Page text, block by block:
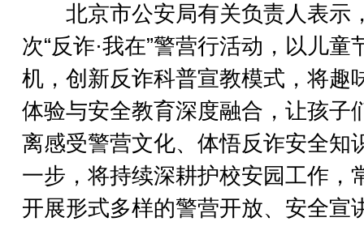
北京市公安局有关负责人表示
次“反诈·我在”警营行活动，以儿童
机，创新反诈科普宣教模式，将趣
体验与安全教育深度融合，让孩子
离感受警营文化、体悟反诈安全知
一步，将持续深耕护校安园工作，
开展形式多样的警营开放、安全宣